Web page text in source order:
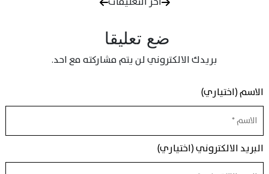
ضع تعليقا
بريدك الالكتروني لن يتم مشاركته مع احد.
الاسم (اختياري)
البريد الالكتروني (اختياري)